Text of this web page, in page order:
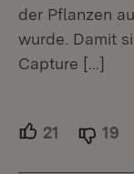
der Pflanzen
wurde. Damit
Capture […]
21 19